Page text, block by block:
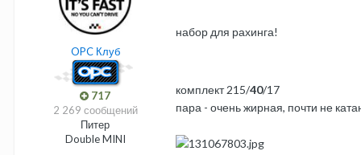
OPC Клуб
717
2 269 сообщений
Питер
Double MINI
набор для рахинга!
комплект 215/40/17
пара - очень жирная, почти не